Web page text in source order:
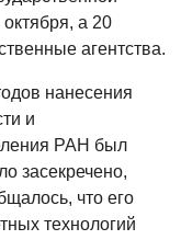
а 20
агентства.
нанесения
и
РАН был
засекречено,
что его
технологий